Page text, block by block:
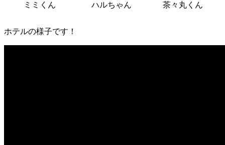
ミミくん ハルちゃん 茶々丸くん
ホテルの様子です！